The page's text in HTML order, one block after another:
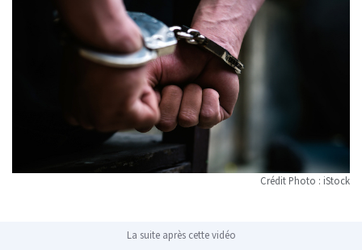
Crédit Photo : iStock
La suite après cette vidéo